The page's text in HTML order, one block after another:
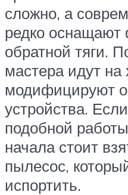
сложно, а
редко оснащают
обратной тяги.
мастера идут на
модифицируют
устройства.
подобной
начала стоит
пылесос,
испортить.